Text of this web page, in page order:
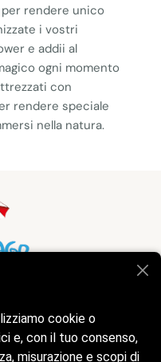
rendere unico
i vostri
e addii al
ogni momento
con
rendere speciale
nella natura.
cookie o
e, con il tuo consenso,
misurazione e scopi di